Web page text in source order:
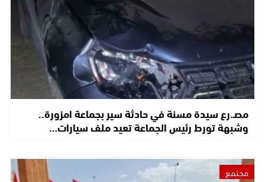
مصـ.رع سيدة مسنة في حادثة سير بجماعة امزورة..
وشبهة تورط رئيس الجماعة تعيد ملف سيارات…
مجتمع